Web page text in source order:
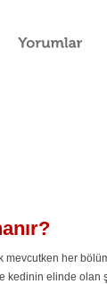
her
kedinin elinde olan